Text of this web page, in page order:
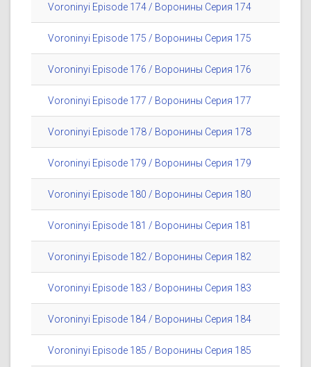
Voroninyi Episode 174 / Воронины Серия 174
Voroninyi Episode 175 / Воронины Серия 175
Voroninyi Episode 176 / Воронины Серия 176
Voroninyi Episode 177 / Воронины Серия 177
Voroninyi Episode 178 / Воронины Серия 178
Voroninyi Episode 179 / Воронины Серия 179
Voroninyi Episode 180 / Воронины Серия 180
Voroninyi Episode 181 / Воронины Серия 181
Voroninyi Episode 182 / Воронины Серия 182
Voroninyi Episode 183 / Воронины Серия 183
Voroninyi Episode 184 / Воронины Серия 184
Voroninyi Episode 185 / Воронины Серия 185